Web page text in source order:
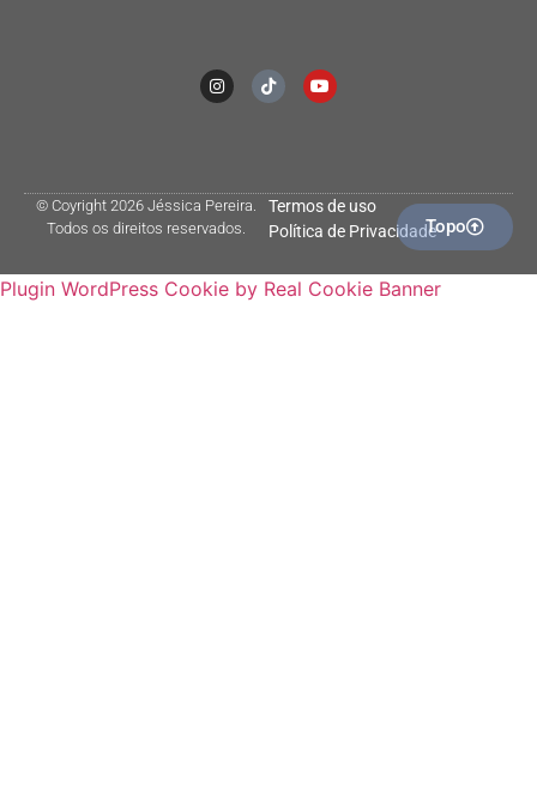
© Coyright 2026 Jéssica Pereira.
Todos os direitos reservados.
Termos de uso
Política de PrivacidadeTopo
Plugin WordPress Cookie by Real Cookie Banner